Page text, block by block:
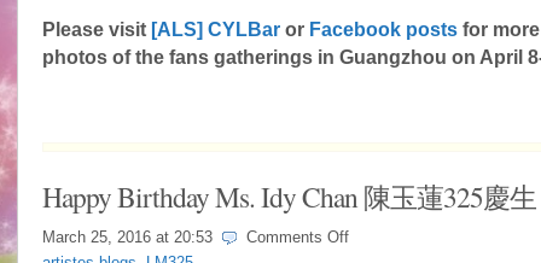
Please visit [ALS] CYLBaror Facebook postsfor
photos of the fans gatherings in Guangzhou on April
Happy Birthday Ms. Idy Chan ‎陳玉蓮325慶生‬ ‪
March 25, 2016 at 20:53 Comments Offon